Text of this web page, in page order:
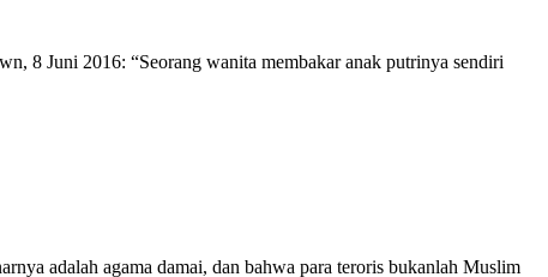
8 Juni 2016: “Seorang wanita membakar anak putrinya sendiri
adalah agama damai, dan bahwa para teroris bukanlah Muslim